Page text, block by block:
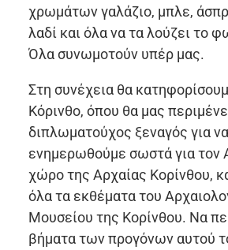
χρωμάτων γαλάζιο, μπλε,
λαδί και όλα να τα λούζει το
Όλα συνωμοτούν υπέρ μας.
Στη συνέχεια θα
Κόρινθο, όπου θα μας
διπλωματούχος ξεναγός για να
ενημερωθούμε σωστά για τον
χώρο της Αρχαίας Κορίνθου,
όλα τα εκθέματα του
Μουσείου της Κορίνθου. Να
βήματα των προγόνων αυτού